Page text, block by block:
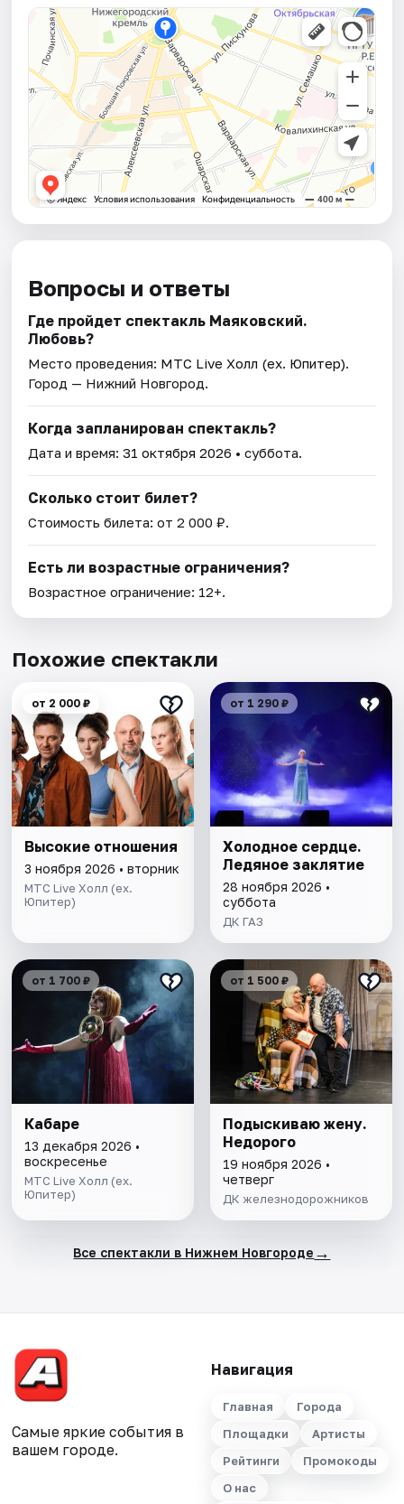
Вопросы и ответы
Где пройдет спектакль Маяковский.
Любовь?
Место проведения: МТС Live Холл (ex. Юпитер).
Город — Нижний Новгород.
Когда запланирован спектакль?
Дата и время:31 октября 2026 • суббота.
Сколько стоит билет?
Стоимость билета: от 2 000 ₽.
Есть ли возрастные ограничения?
Возрастное ограничение: 12+.
Похожие спектакли
от 2 000 ₽
Высокие отношения
3 ноября 2026 • вторник
МТС Live Холл (ex.
Юпитер)
от 1 290 ₽
Холодное сердце.
Ледяное заклятие
28 ноября 2026 •
суббота
ДК ГАЗ
от 1 700 ₽
Кабаре
13 декабря 2026 •
воскресенье
МТС Live Холл (ex.
Юпитер)
от 1 500 ₽
Подыскиваю жену.
Недорого
19 ноября 2026 •
четверг
ДК железнодорожников
Все спектакли в Нижнем Новгороде →
Самые яркие события в
вашем городе.
Навигация
Главная
Города
Площадки
Артисты
Рейтинги
Промокоды
О нас